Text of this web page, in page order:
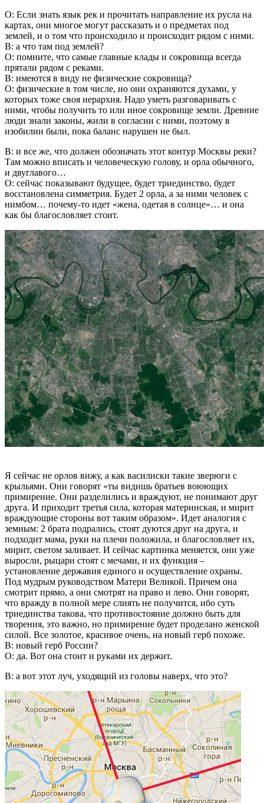
О: Если знать язык рек и прочитать направление их русла на
картах, они многое могут рассказать и о предметах под
землей, и о том что происходило и происходит рядом с ними.
В: а что там под землей?
О: помните, что самые главные клады и сокровища всегда
прятали рядом с реками.
В: имеются в виду не физические сокровища?
О: физические в том числе, но они охраняются духами, у
которых тоже своя иерархия. Надо уметь разговаривать с
ними, чтобы получить то или иное сокровище земли. Древние
люди знали законы, жили в согласии с ними, поэтому в
изобилии были, пока баланс нарушен не был.
В: и все же, что должен обозначать этот контур Москвы реки?
Там можно вписать и человеческую голову, и орла обычного,
и двуглавого…
О: сейчас показывают будущее, будет триединство, будет
восстановлена симметрия. Будет 2 орла, а за ними человек с
нимбом… почему-то идет «жена, одетая в солнце»… и она
как бы благословляет стоит.
Я сейчас не орлов вижу, а как василиски такие зверюги с
крыльями. Они говорят «ты видишь братьев воюющих
примирение. Они разделились и враждуют, не понимают друг
друга. И приходит третья сила, которая материнская, и мирит
враждующие стороны вот таким образом». Идет аналогия с
земным: 2 брата подрались, стоят дуются друг на друга, и
подходит мама, руки на плечи положила, и благословляет их,
мирит, светом заливает. И сейчас картинка меняется, они уже
выросли, рыцари стоят с мечами, и их функция –
установление державия единого и осуществление охраны.
Под мудрым руководством Матери Великой. Причем она
смотрит прямо, а они смотрят на право и лево. Они говорят,
что вражду в полной мере слиять не получится, ибо суть
триединства такова, что противостояние должно быть для
творения, это важно, но примирение будет проделано женской
силой. Все золотое, красивое очень, на новый герб похоже.
В: новый герб России?
О: да. Вот она стоит и руками их держит.
В: а вот этот луч, уходящий из головы наверх, что это?